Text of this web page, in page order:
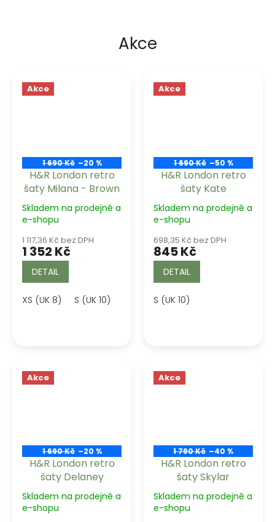
Akce
Akce
1 690 Kč –20 %
H&R London retro
šaty Milana - Brown
Skladem na prodejně a
e-shopu
1 117,36 Kč bez DPH
1 352 Kč
DETAIL
XS (UK 8) S (UK 10) M (UK 12) L (UK 14)
Akce
1 690 Kč –50 %
H&R London retro
šaty Kate
Skladem na prodejně a
e-shopu
698,35 Kč bez DPH
845 Kč
DETAIL
S (UK 10)
Akce
1 690 Kč –20 %
H&R London retro
šaty Delaney
Skladem na prodejně a
e-shopu
Akce
1 790 Kč –40 %
H&R London retro
šaty Skylar
Skladem na prodejně a
e-shopu